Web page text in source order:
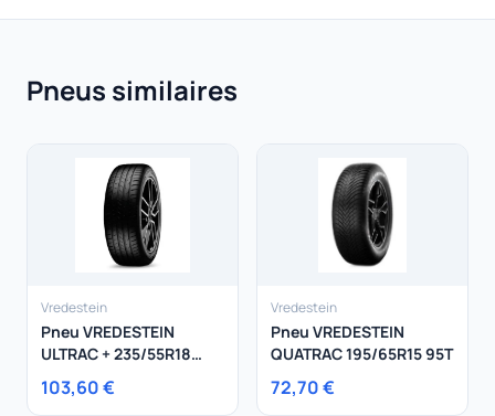
Pneus similaires
Vredestein
Pneu VREDESTEIN
ULTRAC + 235/55R18
100V
103,60 €
Vredestein
Pneu VREDESTEIN
QUATRAC 195/65R15 95T
72,70 €